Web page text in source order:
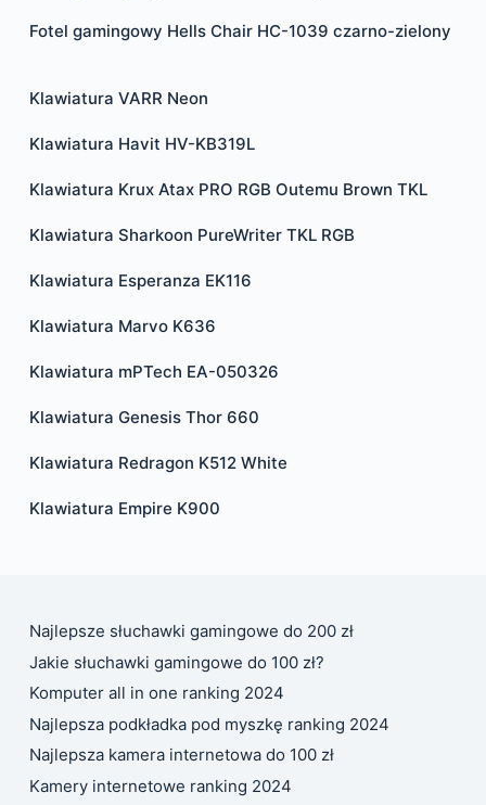
Fotel gamingowy Hells Chair HC-1039 czarno-zielony
Klawiatura VARR Neon
Klawiatura Havit HV-KB319L
Klawiatura Krux Atax PRO RGB Outemu Brown TKL
Klawiatura Sharkoon PureWriter TKL RGB
Klawiatura Esperanza EK116
Klawiatura Marvo K636
Klawiatura mPTech EA-050326
Klawiatura Genesis Thor 660
Klawiatura Redragon K512 White
Klawiatura Empire K900
Najlepsze słuchawki gamingowe do 200 zł
Jakie słuchawki gamingowe do 100 zł?
Komputer all in one ranking 2024
Najlepsza podkładka pod myszkę ranking 2024
Najlepsza kamera internetowa do 100 zł
Kamery internetowe ranking 2024